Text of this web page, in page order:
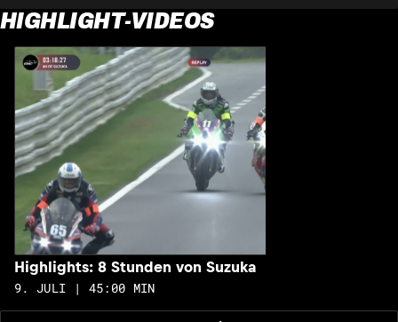
HIGHLIGHT-VIDEOS
Highlights: 8 Stunden von Suzuka
9. JULI | 45:00 MIN